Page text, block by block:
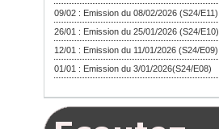
09/02 : Emission du 08/02/2026 (S24/E11)
26/01 : Emission du 25/01/2026 (S24/E10)
12/01 : Emission du 11/01/2026 (S24/E09)
01/01 : Emission du 3/01/2026(S24/E08)